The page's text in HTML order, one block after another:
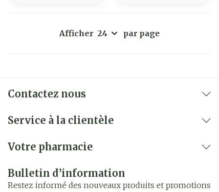
Afficher par page
Contactez nous
Service à la clientèle
Votre pharmacie
Bulletin d’information
Restez informé des nouveaux produits et promotions